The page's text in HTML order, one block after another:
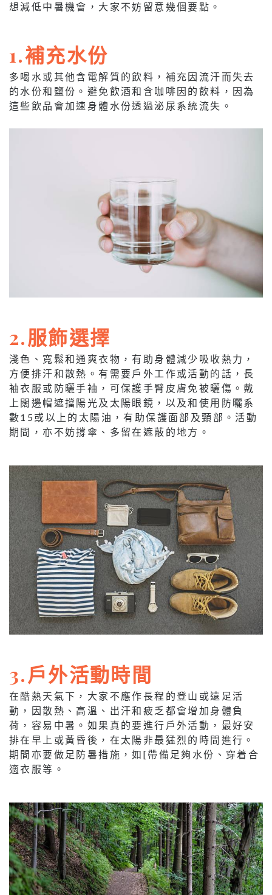
想減低中暑機會，大家不妨留意幾個要點。
1.補充水份
多喝水或其他含電解質的飲料，補充因流汗而失去
的水份和鹽份。避免飲酒和含咖啡因的飲料，因為
這些飲品會加速身體水份透過泌尿系統流失。
2.服飾選擇
淺色、寬鬆和通爽衣物，有助身體減少吸收熱力，
方便排汗和散熱。有需要戶外工作或活動的話，長
袖衣服或防曬手袖，可保護手臂皮膚免被曬傷。戴
上闊邊帽遮擋陽光及太陽眼鏡，以及和使用防曬系
數15或以上的太陽油，有助保護面部及頸部。活動
期間，亦不妨撐傘、多留在遮蔽的地方。
3.戶外活動時間
在酷熱天氣下，大家不應作長程的登山或遠足活
動，因散熱、高溫、出汗和疲乏都會增加身體負
荷，容易中暑。如果真的要進行戶外活動，最好安
排在早上或黃昏後，在太陽非最猛烈的時間進行。
期間亦要做足防暑措施，如[帶備足夠水份、穿着合
適衣服等。